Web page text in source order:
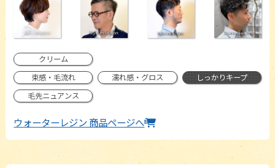
クリーム
束感・毛流れ
濡れ感・グロス
しっかりキープ
毛先ニュアンス
ウォーターレジン 商品ページへ